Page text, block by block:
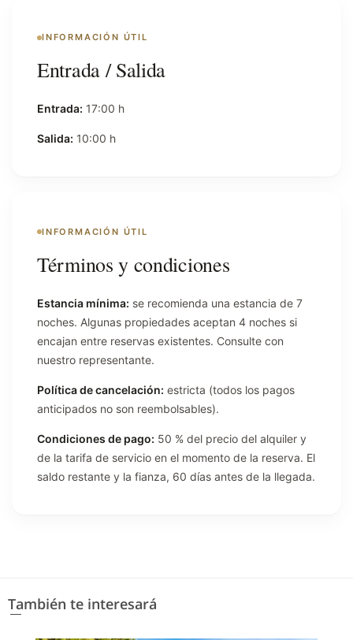
INFORMACIÓN ÚTIL
Entrada / Salida
Entrada: 17:00 h
Salida: 10:00 h
INFORMACIÓN ÚTIL
Términos y condiciones
Estancia mínima: se recomienda una estancia de 7
noches. Algunas propiedades aceptan 4 noches si
encajan entre reservas existentes. Consulte con
nuestro representante.
Política de cancelación: estricta (todos los pagos
anticipados no son reembolsables).
Condiciones de pago: 50 % del precio del alquiler y
de la tarifa de servicio en el momento de la reserva. El
saldo restante y la fianza, 60 días antes de la llegada.
También te interesará